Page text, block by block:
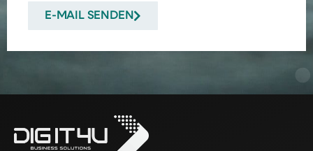
E-MAIL SENDEN